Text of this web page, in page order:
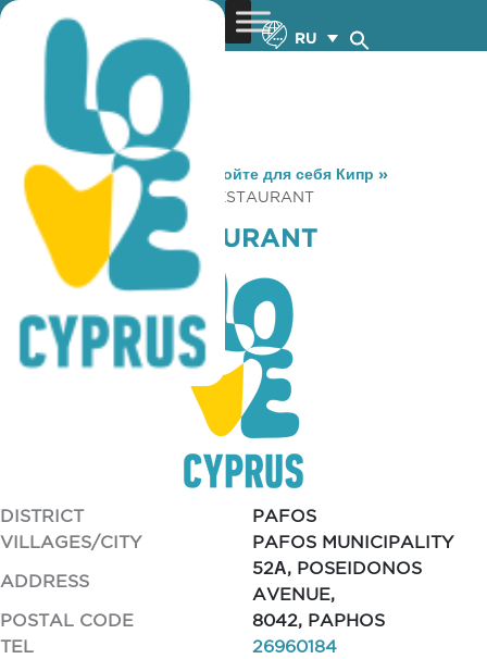
RU
You are here: Home »Откройте для себя Кипр »
Gastronomy
» FIKARDO RESTAURANT
FIKARDO RESTAURANT
DISTRICT
PAFOS
VILLAGES/CITY
PAFOS MUNICIPALITY
ADDRESS
52Α, POSEIDONOS
AVENUE,
POSTAL CODE
8042, PAPHOS
TEL
26960184